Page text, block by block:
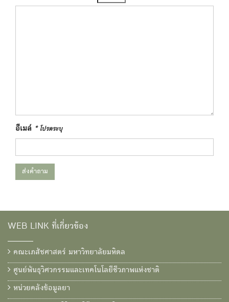
อีเมล์ * โปรดระบุ
ส่งคำถาม
WEB LINK ที่เกี่ยวข้อง
คณะเภสัชศาสตร์ มหาวิทยาลัยมหิดล
ศูนย์พันธุวิศวกรรมและเทคโนโลยีชีวภาพแห่งชาติ
หน่วยคลังข้อมูลยา